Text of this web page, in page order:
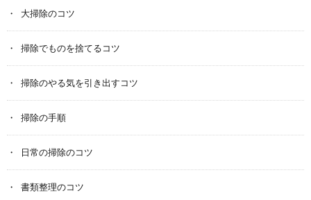
大掃除のコツ
掃除でものを捨てるコツ
掃除のやる気を引き出すコツ
掃除の手順
日常の掃除のコツ
書類整理のコツ